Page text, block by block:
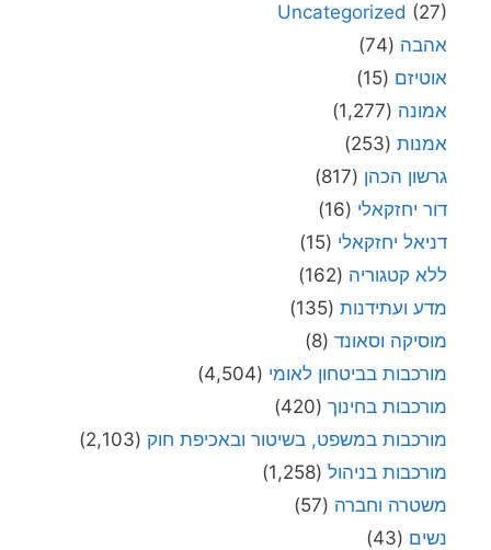
Uncategorized (27)
אהבה (74)
אוטיזם (15)
אמונה (1,277)
אמנות (253)
גרשון הכהן (817)
דור יחזקאלי (16)
דניאל יחזקאלי (15)
ללא קטגוריה (162)
מדע ועתידנות (135)
מוסיקה וסאונד (8)
מורכבות בביטחון לאומי (4,504)
מורכבות בחינוך (420)
מורכבות במשפט, בשיטור ובאכיפת חוק (2,103)
מורכבות בניהול (1,258)
משטרה וחברה (57)
נשים (43)